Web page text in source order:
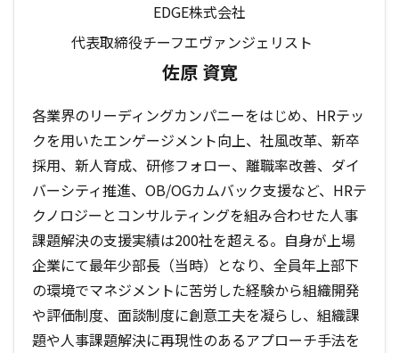
EDGE株式会社
代表取締役チーフエヴァンジェリスト
佐原 資寛
各業界のリーディングカンパニーをはじめ、HRテッ
クを用いたエンゲージメント向上、社風改革、新卒
採用、新人育成、研修フォロー、離職率改善、ダイ
バーシティ推進、OB/OGカムバック支援など、HRテ
クノロジーとコンサルティングを組み合わせた人事
課題解決の支援実績は200社を超える。自身が上場
企業にて最年少部長（当時）となり、全員年上部下
の環境でマネジメントに苦労した経験から組織開発
や評価制度、面談制度に創意工夫を凝らし、組織課
題や人事課題解決に再現性のあるアプローチ手法を